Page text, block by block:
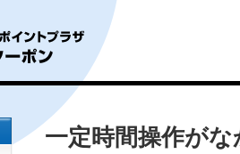
一定時間操作が